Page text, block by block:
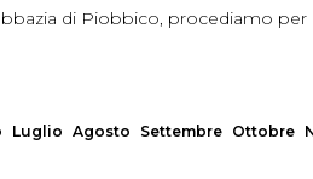
di Piobbico, procediamo per
Luglio Agosto Settembre Ottobre